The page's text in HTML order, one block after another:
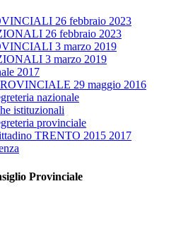
26 febbraio 2023
26 febbraio 2023
3 marzo 2019
3 marzo 2019
2017
29 maggio 2016
nazionale
istituzionali
provinciale
TRENTO 2015 2017
Provinciale